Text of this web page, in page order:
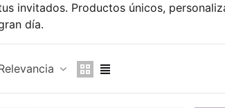
invitados. Productos únicos,
día.